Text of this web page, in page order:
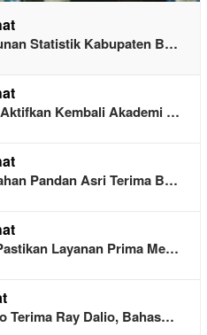
Statistik Kabupaten B…
Kembali Akademi …
Pandan Asri Terima B…
Layanan Prima Me…
Terima Ray Dalio, Bahas…